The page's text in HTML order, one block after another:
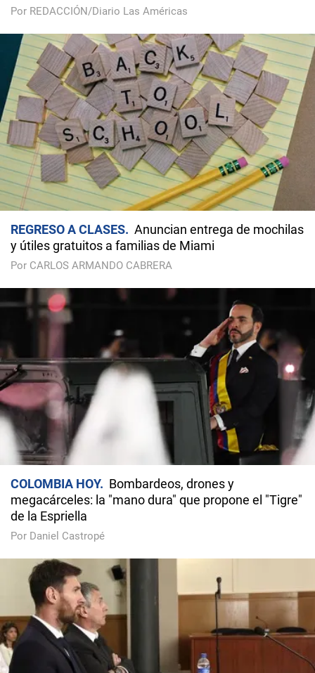
Por REDACCIÓN/Diario Las Américas
REGRESO A CLASES
Anuncian entrega de mochilas
y útiles gratuitos a familias de Miami
Por CARLOS ARMANDO CABRERA
COLOMBIA HOY
Bombardeos, drones y
megacárceles: la "mano dura" que propone el "Tigre"
de la Espriella
Por Daniel Castropé